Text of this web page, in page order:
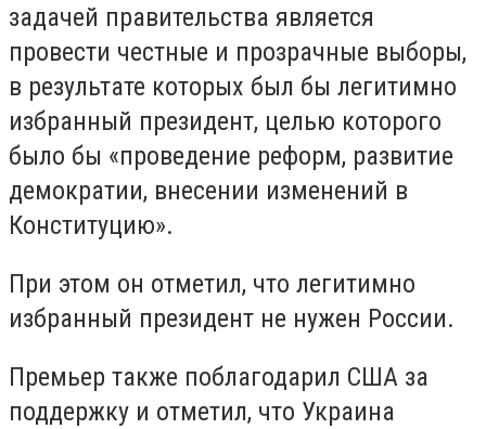
задачей правительства является
провести честные и прозрачные выборы,
в результате которых был бы легитимно
избранный президент, целью которого
было бы «проведение реформ, развитие
демократии, внесении изменений в
Конституцию».
При этом он отметил, что легитимно
избранный президент не нужен России.
Премьер также поблагодарил США за
поддержку и отметил, что Украина